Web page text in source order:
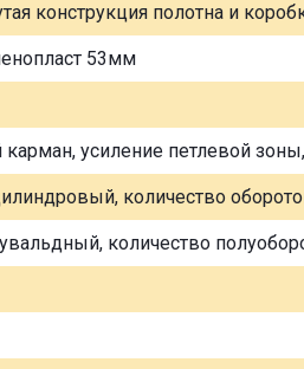
конструкция полотна и
53мм
усиление петлевой зоны,
количество
количество